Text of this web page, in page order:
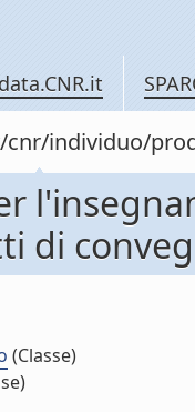
data.CNR.it
individuo/
di
(Classe)